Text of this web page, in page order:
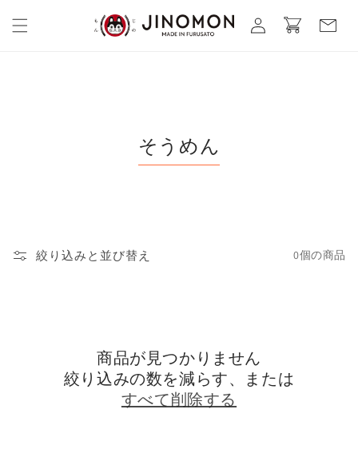
ンツに
進む
グ
イ
ー
そうめん
絞り込みと並び替え 0個の商品
商品が見つかりません
絞り込みの数を減らす、または
すべて削除する